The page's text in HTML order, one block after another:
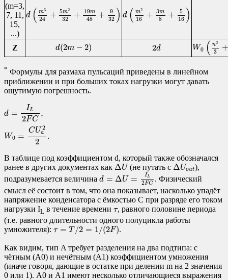
(m=3,
7, 11,
15,
...)
d ( m3
24 + 5m2
32 + 19m
48 +
9
32 )
m 24 m 2 19 9 32
d ( m2
16 + 3m
8 +
5
16 )
m 16 3m 16 )
Z d(2m − 2)
d(2m 2d
2d W0 ( n3
3 +
W0(n33+n
* Формулы для размаха пульсаций приведены в линейном
приближении и при больших токах нагрузки могут давать
ощутимую погрешность.
d = IL
2FC
,
W0 =
CU 2
a
2
.
В таблице под коэффициентом d, который также обозначался
ранее в других документах как ΔU
ΔU (не путать с ΔUout
ΔUout),
подразумевается величина d = ΔU = IL
2FC
d=Δ U=I L2FC
. Физический
смысл её состоит в том, что она показывает, насколько упадёт
напряжение конденсатора с ёмкостью C при разряде его током
нагрузки IL в течение времени τ
τ, равного половине периода
(т.е. равного длительности одного полуцикла работы
умножителя): τ = T /2 = 1/(2F)
τ=T/2=1/(2F) .
Как видим, тип A требует разделения на два подтипа: с
чётным (A0) и нечётным (A1) коэффициентом умножения
(иначе говоря, дающие в остатке при делении m на 2 значения
0 или 1). A0 и A1 имеют несколько отличающиеся выражения